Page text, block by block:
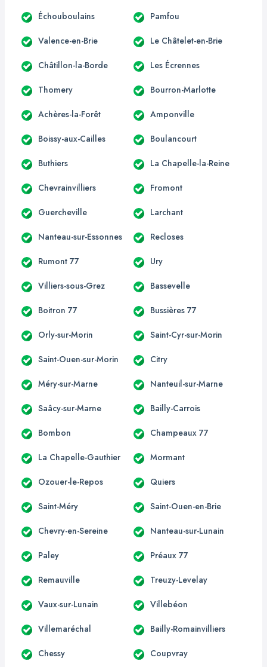
Échouboulains Pamfou
Valence-en-Brie Le Châtelet-en-Brie
Châtillon-la-Borde Les Écrennes
Thomery Bourron-Marlotte
Achères-la-Forêt Amponville
Boissy-aux-Cailles Boulancourt
Buthiers La Chapelle-la-Reine
Chevrainvilliers Fromont
Guercheville Larchant
Nanteau-sur-Essonnes Recloses
Rumont 77 Ury
Villiers-sous-Grez Bassevelle
Boitron 77 Bussières 77
Orly-sur-Morin Saint-Cyr-sur-Morin
Saint-Ouen-sur-Morin Citry
Méry-sur-Marne Nanteuil-sur-Marne
Saâcy-sur-Marne Bailly-Carrois
Bombon Champeaux 77
La Chapelle-Gauthier Mormant
Ozouer-le-Repos Quiers
Saint-Méry Saint-Ouen-en-Brie
Chevry-en-Sereine Nanteau-sur-Lunain
Paley Préaux 77
Remauville Treuzy-Levelay
Vaux-sur-Lunain Villebéon
Villemaréchal Bailly-Romainvilliers
Chessy Coupvray